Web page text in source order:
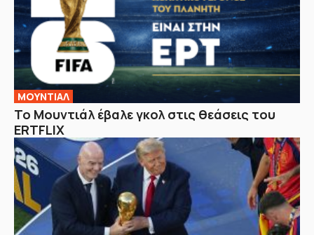
ΜΟΥΝΤΙΑΛ
Το Μουντιάλ έβαλε γκολ στις θεάσεις του
ERTFLIX